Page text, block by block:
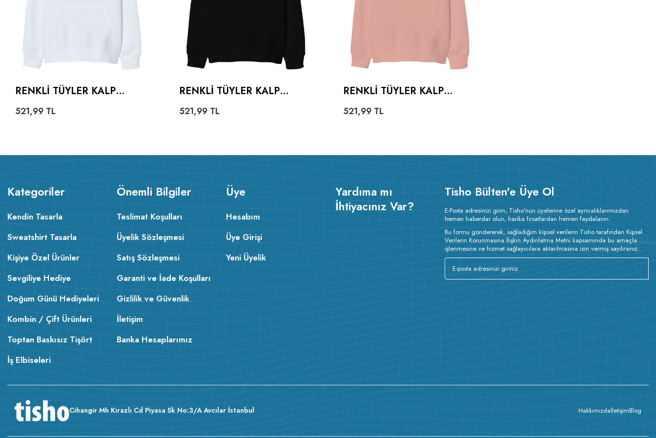
RENKLI TÜYLER KALP
KAPÜŞONLU SWEATSHIRT
521,99 TL
RENKLI TÜYLER KALP
KAPÜŞONLU SWEATSHIRT
521,99 TL
RENKLI TÜYLER KALP
KAPÜŞONLU SWEATSHIRT
521,99 TL
Kategoriler
Kendin Tasarla
Sweatshirt Tasarla
Kişiye Özel Ürünler
Sevgiliye Hediye
Doğum Günü Hediyeleri
Kombin / Çift Ürünleri
Toptan Baskısız Tişört
İş Elbiseleri
Önemli Bilgiler
Teslimat Koşulları
Üyelik Sözleşmesi
Satış Sözleşmesi
Garanti ve İade Koşulları
Gizlilik ve Güvenlik
İletişim
Banka Hesaplarımız
Üye
Hesabım
Üye Girişi
Yeni Üyelik
Yardıma mı
İhtiyacınız Var?
Tisho Bülten'e Üye Ol
E-Posta adresinizi girin, Tisho'nun üyelerine özel ayrıcalıklarımızdan
hemen haberdar olun, harika fırsatlardan hemen faydalanın.
Bu formu göndererek, sağladığım kişisel verilerin Tisho tarafından Kişisel
Verilerin Korunmasına İlişkin Aydınlatma Metni kapsamında bu amaçla
işlenmesine ve hizmet sağlayıcılara aktarılmasına izin vermiş sayılırsınız.
Cihangir Mh Kirazlı Cd Piyasa Sk No:3/A Avcılar İstanbul HakkımızdaİletişimBlog